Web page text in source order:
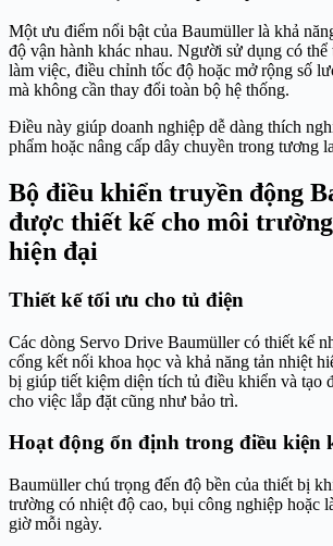
Một ưu điểm nổi bật của Baumüller là khả
độ vận hành khác nhau. Người sử dụng có thể
làm việc, điều chỉnh tốc độ hoặc mở rộng số
mà không cần thay đổi toàn bộ hệ thống.
Điều này giúp doanh nghiệp dễ dàng thích
phẩm hoặc nâng cấp dây chuyền trong tương
Bộ điều khiển truyền động
được thiết kế cho môi
hiện đại
Thiết kế tối ưu cho tủ điện
Các dòng Servo Drive Baumüller có thiết kế
cổng kết nối khoa học và khả năng tản nhiệt
bị giúp tiết kiệm diện tích tủ điều khiển và tạo
cho việc lắp đặt cũng như bảo trì.
Hoạt động ổn định trong điều kiện
Baumüller chú trọng đến độ bền của thiết bị
trường có nhiệt độ cao, bụi công nghiệp hoặc
giờ mỗi ngày.